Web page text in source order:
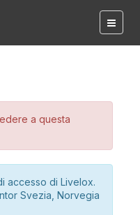
a questa
accesso di Livelox.
Svezia, Norvegia